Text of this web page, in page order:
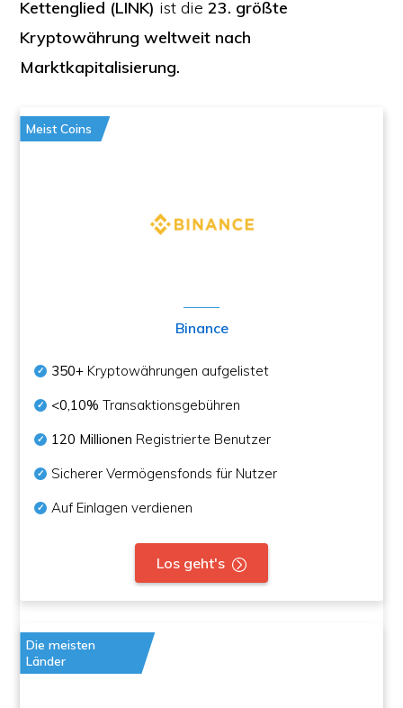
Kettenglied (LINK) ist die23. größte
Kryptowährung weltweit nach
Marktkapitalisierung.
Meist Coins
Binance
350+ Kryptowährungen aufgelistet
<0,10% Transaktionsgebühren
120 Millionen Registrierte Benutzer
Sicherer Vermögensfonds für Nutzer
Auf Einlagen verdienen
Los geht's
Die meisten
Länder